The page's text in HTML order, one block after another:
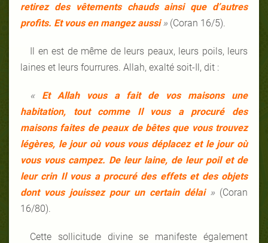
retirez des vêtements chauds ainsi que d’autres
profits. Et vous en mangez aussi»(Coran 16/5).
Il en est de même de leurs peaux, leurs poils, leurs
laines et leurs fourrures. Allah, exalté soit-Il, dit :
« Et Allah vous a fait de vos maisons une
habitation, tout comme Il vous a procuré des
maisons faites de peaux de bêtes que vous trouvez
légères, le jour où vous vous déplacez et le jour où
vous vous campez. De leur laine, de leur poil et de
leur crin Il vous a procuré des effets et des objets
dont vous jouissez pour un certain délai »(Coran
16/80).
Cette sollicitude divine se manifeste également